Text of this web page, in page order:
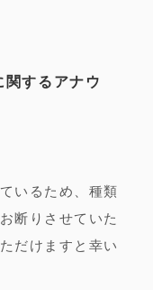
関するアナウ
いるため、種類
断りさせていた
だけますと幸い